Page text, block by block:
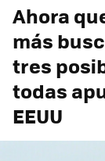
Ahora
más
tres
todas
EEUU